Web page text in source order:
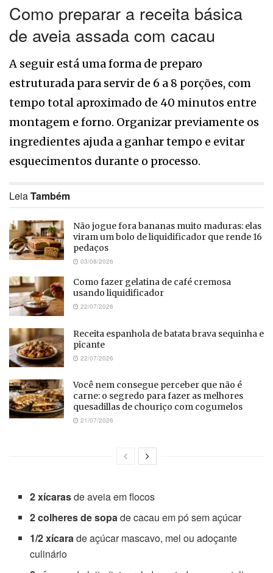
Como preparar a receita básica
de aveia assada com cacau
A seguir está uma forma de preparo
estruturada para servir de 6 a 8 porções, com
tempo total aproximado de 40 minutos entre
montagem e forno. Organizar previamente os
ingredientes ajuda a ganhar tempo e evitar
esquecimentos durante o processo.
LeiaTambém
Não jogue fora bananas muito maduras: elas
viram um bolo de liquidificador que rende 16
pedaços
03/08/2026
Como fazer gelatina de café cremosa
usando liquidificador
22/07/2026
Receita espanhola de batata brava sequinha e
picante
22/07/2026
Você nem consegue perceber que não é
carne: o segredo para fazer as melhores
quesadillas de chouriço com cogumelos
21/07/2026
2 xícarasde aveia em flocos
2 colheres de sopade cacau em pó sem açúcar
1/2 xícarade açúcar mascavo, mel ou adoçante
culinário